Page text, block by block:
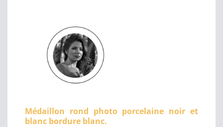
Médaillon rond photo porcelaine noir et
blanc bordure blanc.